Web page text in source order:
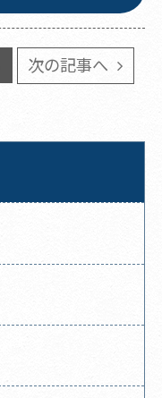
次の記事へ